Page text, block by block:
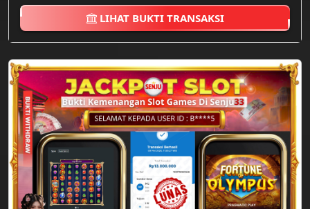
LIHAT BUKTI TRANSAKSI